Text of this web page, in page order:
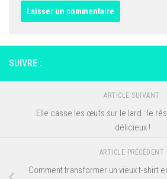
SUIVRE :
ARTICLE SUIVANT
Elle casse les œufs sur le lard : le
délicieux !
ARTICLE PRÉCÉDENT
Comment transformer un vieux t-shirt